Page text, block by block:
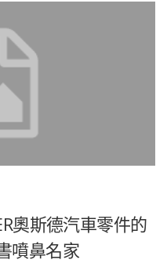
奧斯德汽車零件的
噴鼻名家